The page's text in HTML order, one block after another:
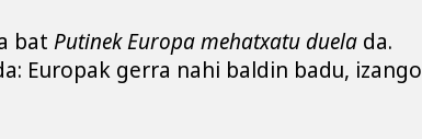
bat Putinek Europa mehatxatu duela da.
Europak gerra nahi baldin badu, izango